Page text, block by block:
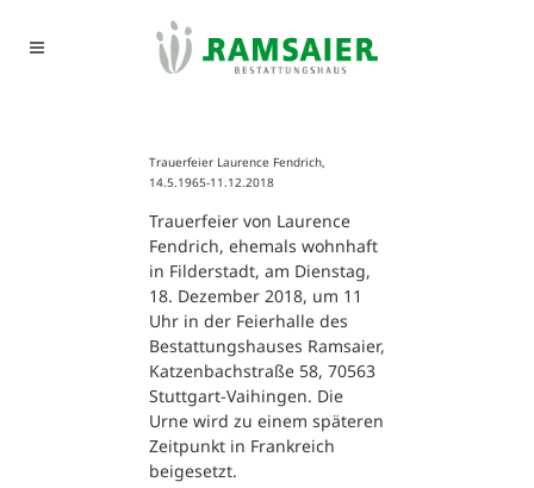
Trauerfeier Laurence Fendrich,
14.5.1965-11.12.2018
Trauerfeier von Laurence
Fendrich, ehemals wohnhaft
in Filderstadt, am Dienstag,
18. Dezember 2018, um 11
Uhr in der Feierhalle des
Bestattungshauses Ramsaier,
Katzenbachstraße 58, 70563
Stuttgart-Vaihingen. Die
Urne wird zu einem späteren
Zeitpunkt in Frankreich
beigesetzt.